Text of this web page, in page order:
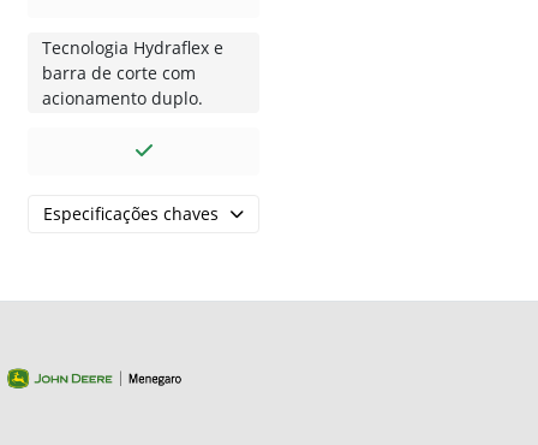
Tecnologia Hydraflex e
barra de corte com
acionamento duplo.
Especificações chaves